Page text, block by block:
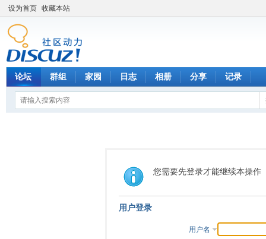
设为首页 收藏本站
论坛 群组 家园 日志 相册 分享 记录
您需要先登录才能继续本操作
用户登录
用户名